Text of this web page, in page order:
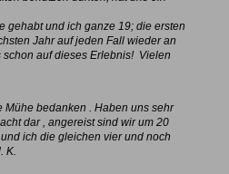
gehabt und ich ganze 19; die ersten
Jahr auf jeden Fall wieder an
auf dieses Erlebnis! Vielen
Mühe bedanken . Haben uns sehr
dar , angereist sind wir um 20
ich die gleichen vier und noch
K.